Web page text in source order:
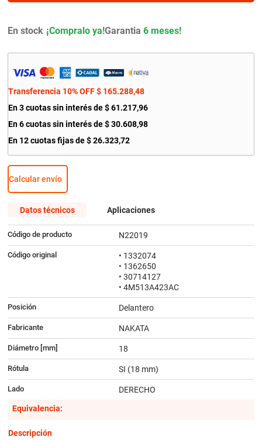
En stock Garantia 6 meses!
Transferencia 10% OFF $ 165.288,48
En 3 cuotas sin interés de $ 61.217,96
En 6 cuotas sin interés de$ 30.608,98
En 12 cuotas fijas de $ 26.323,72
Calcular envío
Datos técnicos Aplicaciones
Código de producto N22019
Código original
• 1332074
• 1362650
• 30714127
• 4M513A423AC
Posición Delantero
Fabricante NAKATA
Diámetro [mm] 18
Rótula SI (18 mm)
Lado
DERECHO
Equivalencia:
Descripción
9.
bmw
10
citroen c4